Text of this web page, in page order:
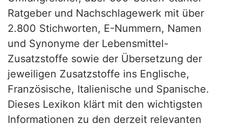
Ratgeber und Nachschlagewerk mit über
2.800 Stichworten, E-Nummern, Namen
und Synonyme der Lebensmittel-
Zusatzstoffe sowie der Übersetzung der
jeweiligen Zusatzstoffe ins Englische,
Französische, Italienische und Spanische.
Dieses Lexikon klärt mit den wichtigsten
Informationen zu den derzeit relevanten